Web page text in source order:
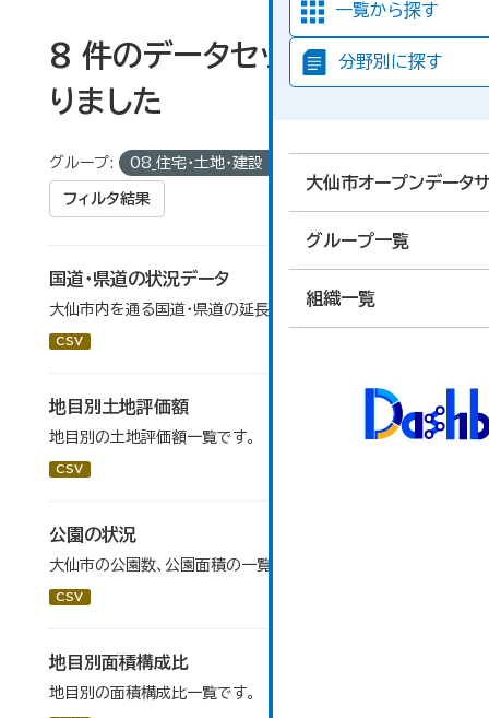
一覧から探す
分野別に探す
大仙市オープンデータ
グループ一覧
組織一覧
8 件のデータセットが見つか
りました
グループ: 08_住宅・土地・建設
フィルタ結果
国道・県道の状況データ
大仙市内を通る国道・県道の延長等データです。
CSV
地目別土地評価額
地目別の土地評価額一覧です。
CSV
公園の状況
大仙市の公園数、公園面積の一覧です。
CSV
地目別面積構成比
地目別の面積構成比一覧です。